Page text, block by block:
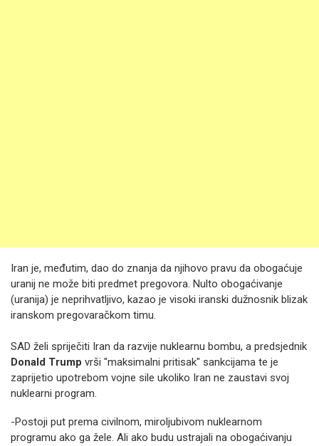
Iran je, međutim, dao do znanja da njihovo pravu da obogaćuje
uranij ne može biti predmet pregovora. Nulto obogaćivanje
(uranija) je neprihvatljivo, kazao je visoki iranski dužnosnik blizak
iranskom pregovaračkom timu.
SAD želi spriječiti Iran da razvije nuklearnu bombu, a predsjednik
Donald Trump vrši "maksimalni pritisak" sankcijama te je
zaprijetio upotrebom vojne sile ukoliko Iran ne zaustavi svoj
nuklearni program.
-Postoji put prema civilnom, miroljubivom nuklearnom
programu ako ga žele. Ali ako budu ustrajali na obogaćivanju